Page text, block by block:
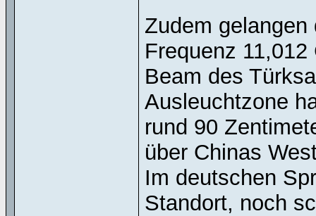
Zudem
Frequenz
Beam des
Ausleuchtzone
rund 90
über Chinas
Im deutschen
Standort, noch